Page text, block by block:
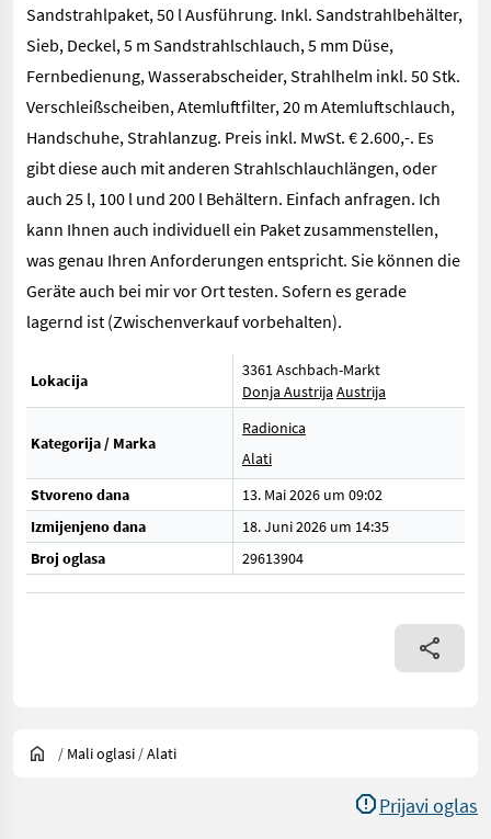
Sandstrahlpaket, 50 l Ausführung. Inkl. Sandstrahlbehälter,
Sieb, Deckel, 5 m Sandstrahlschlauch, 5 mm Düse,
Fernbedienung, Wasserabscheider, Strahlhelm inkl. 50 Stk.
Verschleißscheiben, Atemluftfilter, 20 m Atemluftschlauch,
Handschuhe, Strahlanzug. Preis inkl. MwSt. € 2.600,-. Es
gibt diese auch mit anderen Strahlschlauchlängen, oder
auch 25 l, 100 l und 200 l Behältern. Einfach anfragen. Ich
kann Ihnen auch individuell ein Paket zusammenstellen,
was genau Ihren Anforderungen entspricht. Sie können die
Geräte auch bei mir vor Ort testen. Sofern es gerade
lagernd ist (Zwischenverkauf vorbehalten).
Lokacija
3361 Aschbach-Markt
Donja Austrija Austrija
Kategorija / Marka
Radionica
Alati
Stvoreno dana
13. Mai 2026 um 09:02
Izmijenjeno dana
18. Juni 2026 um 14:35
Broj oglasa
29613904
/ Mali oglasi /Alati
Prijavi oglas